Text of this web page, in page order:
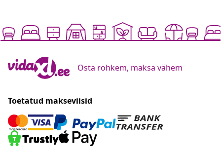
Osta rohkem, maksa vähem
Toetatud makseviisid